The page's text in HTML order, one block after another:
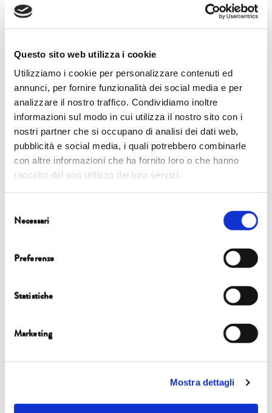
Questo sito web utilizza i cookie
Utilizziamo i cookie per personalizzare contenuti ed
annunci, per fornire funzionalità dei social media e per
analizzare il nostro traffico. Condividiamo inoltre
informazioni sul modo in cui utilizza il nostro sito con i
nostri partner che si occupano di analisi dei dati web,
pubblicità e social media, i quali potrebbero combinarle
con altre informazioni che ha fornito loro o che hanno
raccolto dal suo utilizzo dei loro servizi.
delNecessari
Preferenze
Statistiche
Marketing
Mostra dettagli
CASA DEL BOIA
5 ott | GALLESE
5 ott | CAMURRI